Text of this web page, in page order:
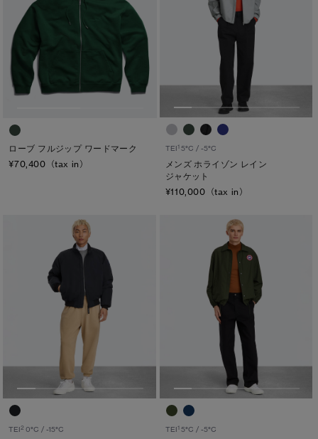
ト―ナル ディスク
PBI ディスク
ディスクなし
TEI2：０℃/-１5℃
TEI5：-30℃以下
S/M
L/XL
ONESIZE
ローブ フルジップ ワードマーク
¥70,400（tax in）
TEI15°C / -5°C
メンズ ホライゾン レイン
ジャケット
¥110,000（tax in）
TEI2 0°C / -15°C TEI15°C / -5°C